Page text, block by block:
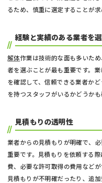
るため、慎重に選定することが求
経験と実績のある業者を
解体作業は技術的な面も多いた
者を選ぶことが最も重要です。
を確認して、信頼できる業者か
を持つスタッフがいるかどうかも
見積もりの透明性
業者からの見積もりが明確で、
重要です。見積もりを依頼する
費、必要な許可取得の費用など
見積もりが不明確だったり、追